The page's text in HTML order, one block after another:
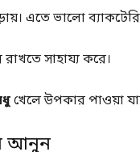
এতে ভালো
রাখতে সাহায্য করে।
খেলে উপকার পাওয়া
আনুন